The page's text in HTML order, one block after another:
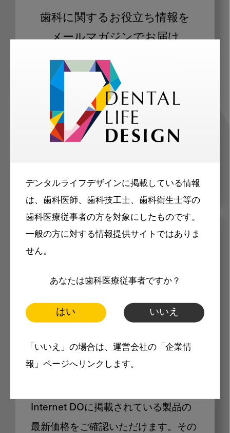
デンタルライフデザインに掲載している情報
は、歯科医師、歯科技工士、歯科衛生士等の
歯科医療従事者の方を対象にしたものです。
一般の方に対する情報提供サイトではありま
せん。
あなたは歯科医療従事者ですか？
はい いいえ
「いいえ」の場合は、運営会社の「企業情
報」ページへリンクします。
歯科に関するお役立ち情報を
メールマガジンでお届け
ご登録いただいた職種（歯科医師、歯
科衛生士、歯科技工士）に合わせた内
容のメールマガジンをお届けします。
メリット
製品価格も閲覧可能
Internet DOに掲載されている製品の
最新価格をご確認いただけます。その